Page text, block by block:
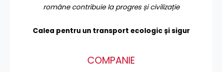
române contribuie la progres și civilizație
Calea pentru un transport ecologic și sigur
COMPANIE